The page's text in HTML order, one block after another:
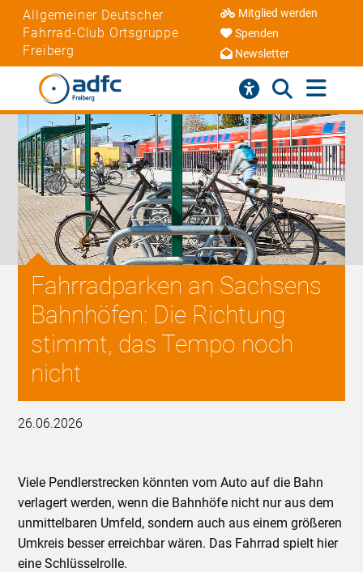
Allgemeiner Deutscher
Fahrrad-Club Ortsgruppe
Freiberg
Mitglied werden
Spenden
Newsletter
Fahrradparken an Sachsens
Bahnhöfen: Die Richtung
stimmt, das Tempo noch
nicht
26.06.2026
Viele Pendlerstrecken könnten vom Auto auf die Bahn
verlagert werden, wenn die Bahnhöfe nicht nur aus dem
unmittelbaren Umfeld, sondern auch aus einem größeren
Umkreis besser erreichbar wären. Das Fahrrad spielt hier
eine Schlüsselrolle.